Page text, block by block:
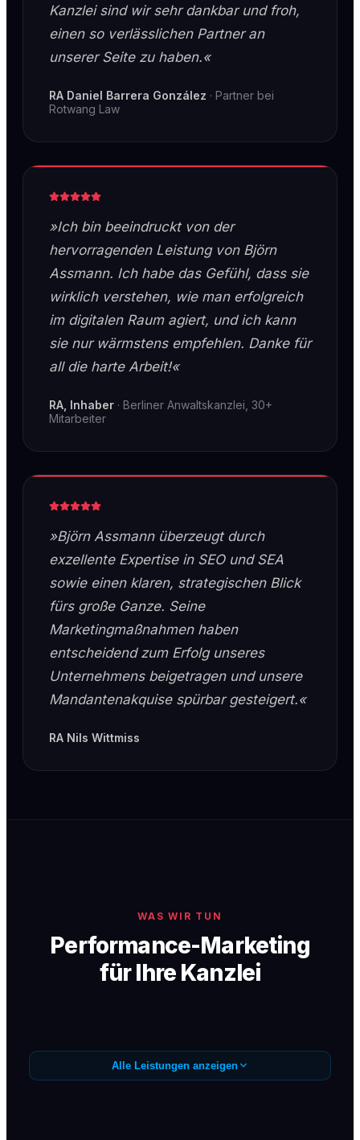
Kanzlei sind wir sehr dankbar und froh,
einen so verlässlichen Partner an
unserer Seite zu haben.«
RA Daniel Barrera González · Partner bei
Rotwang Law
»Ich bin beeindruckt von der
hervorragenden Leistung von Björn
Assmann. Ich habe das Gefühl, dass sie
wirklich verstehen, wie man erfolgreich
im digitalen Raum agiert, und ich kann
sie nur wärmstens empfehlen. Danke für
all die harte Arbeit!«
RA, Inhaber · Berliner Anwaltskanzlei, 30+
Mitarbeiter
»Björn Assmann überzeugt durch
exzellente Expertise in SEO und SEA
sowie einen klaren, strategischen Blick
fürs große Ganze. Seine
Marketingmaßnahmen haben
entscheidend zum Erfolg unseres
Unternehmens beigetragen und unsere
Mandantenakquise spürbar gesteigert.«
RA Nils Wittmiss
WAS WIR TUN
Performance-Marketing
für Ihre Kanzlei
Alle Leistungen anzeigen